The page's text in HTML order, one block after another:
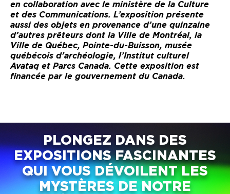
en collaboration avec le ministère de la Culture
et des Communications. L’exposition présente
aussi des objets en provenance d’une quinzaine
d’autres prêteurs dont la Ville de Montréal, la
Ville de Québec, Pointe-du-Buisson, musée
québécois d’archéologie, l’Institut culturel
Avataq et Parcs Canada. Cette exposition est
financée par le gouvernement du Canada.
PLONGEZ DANS DES
EXPOSITIONS FASCINANTES
QUI VOUS DÉVOILENT LES
MYSTÈRES DE NOTRE